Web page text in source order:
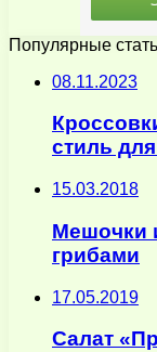
Популярные
08.11.2023
стиль
15.03.2018
Мешочки
грибами
17.05.2019
Салат